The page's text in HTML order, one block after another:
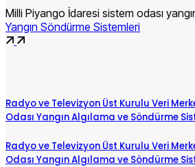
Milli Piyango İdaresi sistem odası
Yangın Söndürme Sistemleri
Radyo ve Televizyon Üst Kurulu Veri
Odası Yangın Algılama ve Söndürme
Radyo ve Televizyon Üst Kurulu Veri
Odası Yangın Algılama ve Söndürme